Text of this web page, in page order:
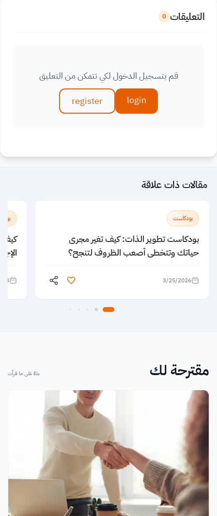
التعليقات 0
قم بتسجيل الدخول لكي تتمكن من التعليق
login
register
مقالات ذات علاقة
بودكاست
بودكاست تطوير الذات: كيف تغير مجرى
حياتك وتتخطى أصعب الظروف لتنجح؟
3/25/2026
كيف
مقترحة لك بناءً على ما قرأت